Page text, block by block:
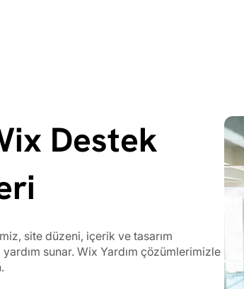
Destek
site düzeni, içerik ve tasarım
sunar. Wix Yardım çözümlerimizle